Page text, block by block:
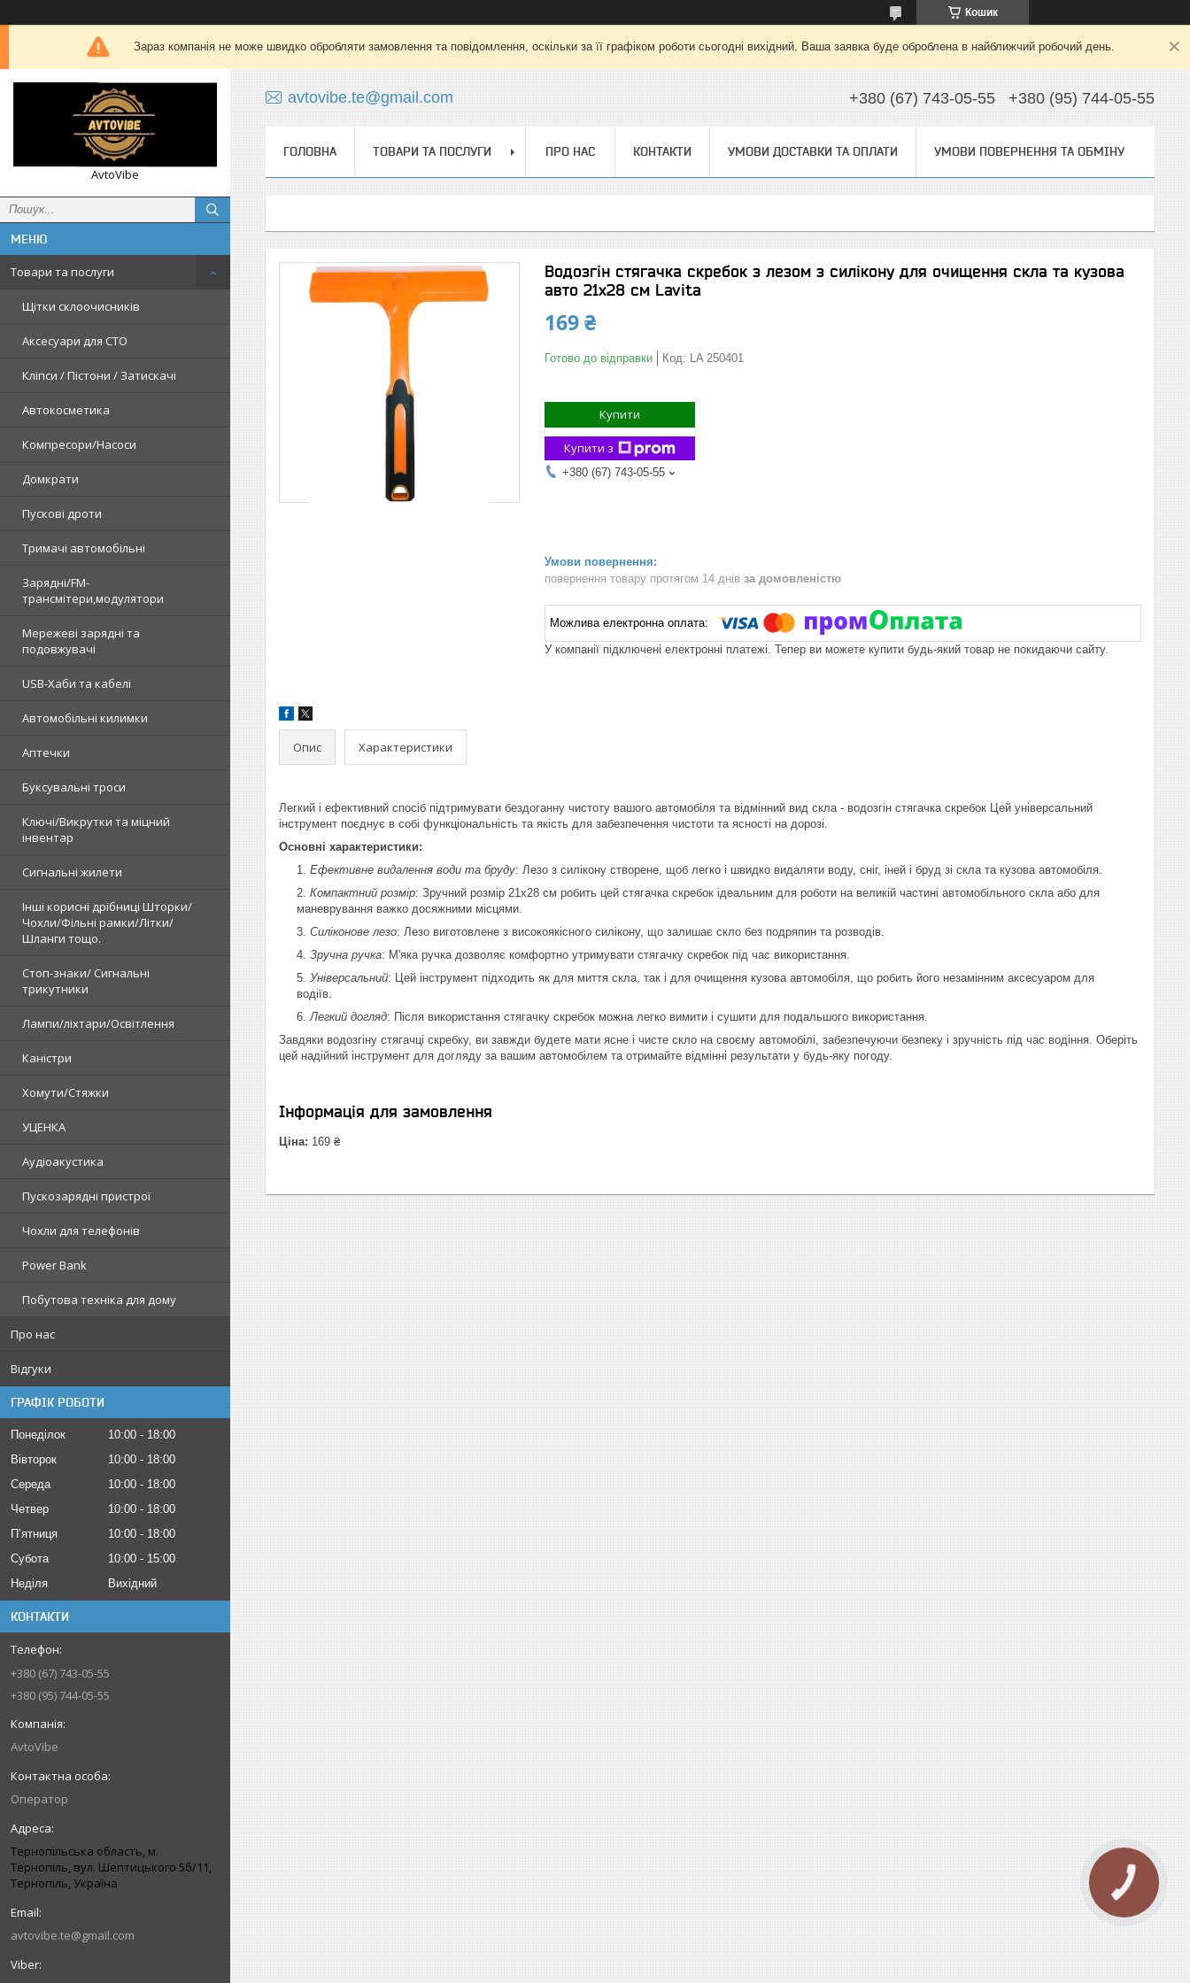
Кошик
Зараз компанія не може швидко обробляти замовлення та повідомлення, оскільки за її графіком роботи сьогодні вихідний. Ваша заявка буде оброблена в найближчий робочий день.
AvtoVibe
Товари та послуги
Щітки склоочисників
Аксесуари для СТО
Кліпси / Пістони / Затискачі
Автокосметика
Компресори/Насоси
Домкрати
Пускові дроти
Тримачі автомобільні
Зарядні/FM-
трансмітери,модулятори
Мережеві зарядні та
подовжувачі
USB-Хаби та кабелі
Автомобільні килимки
Аптечки
Буксувальні троси
Ключі/Викрутки та міцний
інвентар
Сигнальні жилети
Інші корисні дрібниці Шторки/
Чохли/Фільні рамки/Літки/
Шланги тощо.
Стоп-знаки/ Сигнальні
трикутники
Лампи/ліхтари/Освітлення
Каністри
Хомути/Стяжки
УЦЕНКА
Аудіоакустика
Пускозарядні пристрої
Чохли для телефонів
Power Bank
Побутова техніка для дому
Про нас
Відгуки
ГРАФІК РОБОТИ
Понеділок 10:00
18:00
Вівторок
10:00
18:00
Середа
10:00
18:00
Четвер
10:00
18:00
Пʼятниця
10:00
18:00
Субота
10:00
15:00
Неділя
Вихідний
КОНТАКТИ
+380 (67) 743-05-55
+380 (95) 744-05-55
AvtoVibe
Оператор
Тернопільська область, м.
Тернопіль, вул. Шептицького 5б/11,
Тернопіль, Україна
avtovibe.te@gmail.com
avtovibe.te@gmail.com +380 (67) 743-05-55 +380 (95) 744-05-55
ГОЛОВНА ТОВАРИ ТА ПОСЛУГИ ПРО НАС КОНТАКТИ УМОВИ ДОСТАВКИ ТА ОПЛАТИ УМОВИ ПОВЕРНЕННЯ ТА ОБМІНУ
Водозгін стягачка скребок з лезом з силікону для очищення скла та кузова
авто 21х28 см Lavita
169 ₴
Готово до відправки Код: LA 250401
Купити
Купити з
+380 (67) 743-05-55
повернення товару протягом 14 днів за домовленістю
У компанії підключені електронні платежі. Тепер ви можете купити будь-який товар не покидаючи сайту.
Опис Характеристики
Легкий і ефективний спосіб підтримувати бездоганну чистоту вашого автомобіля та відмінний вид скла - водозгін стягачка скребок Цей універсальний
інструмент поєднує в собі функціональність та якість для забезпечення чистоти та ясності на дорозі.
Основні характеристики:
Ефективне видалення води та бруду: Лезо з силікону створене, щоб легко і швидко видаляти воду, сніг, іней і бруд зі скла та кузова автомобіля.
Компактний розмір: Зручний розмір 21х28 см робить цей стягачка скребок ідеальним для роботи на великій частині автомобільного скла або для
маневрування важко досяжними місцями.
Силіконове лезо: Лезо виготовлене з високоякісного силікону, що залишає скло без подряпин та розводів.
Зручна ручка: М'яка ручка дозволяє комфортно утримувати стягачку скребок під час використання.
Універсальний: Цей інструмент підходить як для миття скла, так і для очищення кузова автомобіля, що робить його незамінним аксесуаром для
водіїв.
Легкий догляд: Після використання стягачку скребок можна легко вимити і сушити для подальшого використання.
Завдяки водозгіну стягачці скребку, ви завжди будете мати ясне і чисте скло на своєму автомобілі, забезпечуючи безпеку і зручність під час водіння. Оберіть
цей надійний інструмент для догляду за вашим автомобілем та отримайте відмінні результати у будь-яку погоду.
Інформація для замовлення
Ціна: 169 ₴
КНОПКА
ЗВ'ЯЗКУ